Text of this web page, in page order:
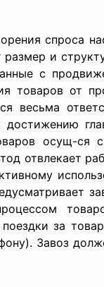
спроса
и
с
товаров от
весьма
достижению
осущ-ся
отвлекает
поездки за
Завоз